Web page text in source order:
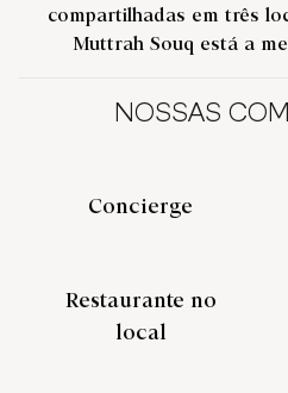
compartilhadas em três
Muttrah Souq está a
NOSSAS
Concierge
Restaurante no
local